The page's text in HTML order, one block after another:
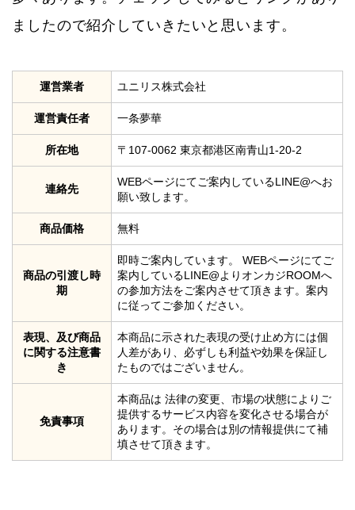
ましたので紹介していきたいと思います。
運営業者 ユニリス株式会社
運営責任者 一条夢華
所在地 〒107-0062 東京都港区南青山1-20-2
連絡先
WEBページにてご案内しているLINE@へお
願い致します。
商品価格 無料
商品の引渡し時
期
即時ご案内しています。 WEBページにてご
案内しているLINE@よりオンカジROOMへ
の参加方法をご案内させて頂きます。案内
に従ってご参加ください。
表現、及び商品
に関する注意書
き
本商品に示された表現の受け止め方には個
人差があり、必ずしも利益や効果を保証し
たものではございません。
免責事項
本商品は 法律の変更、市場の状態によりご
提供するサービス内容を変化させる場合が
あります。その場合は別の情報提供にて補
填させて頂きます。